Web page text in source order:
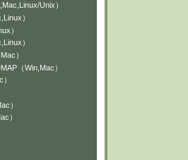
Unix）
）
）
）
）
（Win,Mac）
）
）